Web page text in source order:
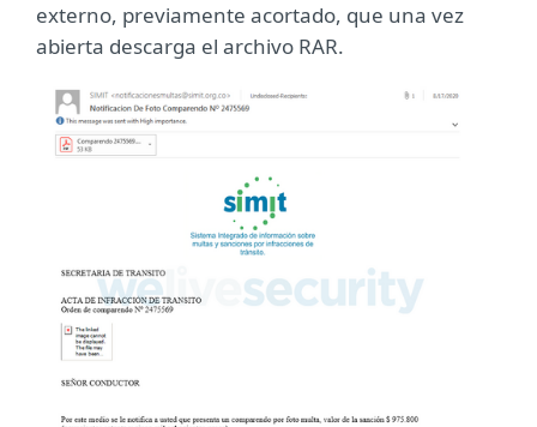
externo, previamente acortado, que una vez
abierta descarga el archivo RAR.